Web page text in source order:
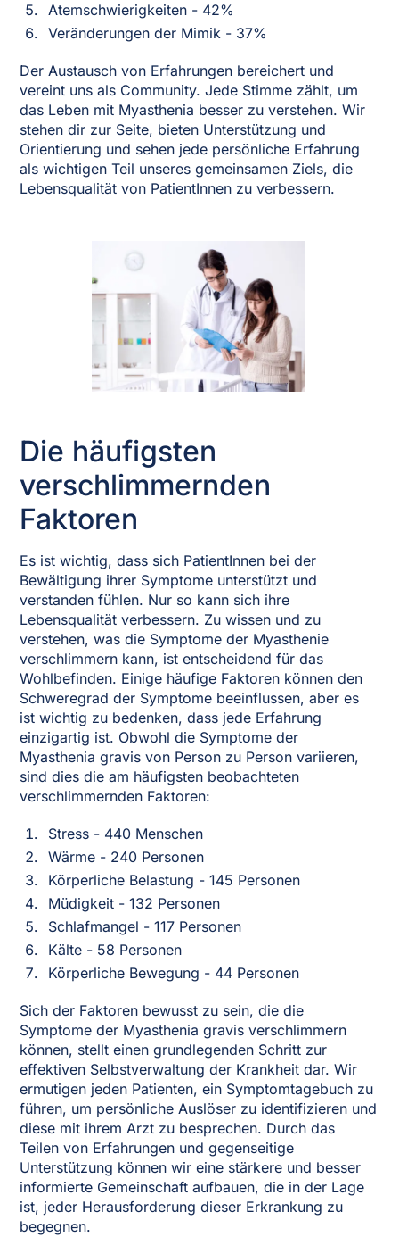
Atemschwierigkeiten - 42%
Veränderungen der Mimik - 37%
Der Austausch von Erfahrungen bereichert und
vereint uns als Community. Jede Stimme zählt, um
das Leben mit Myasthenia besser zu verstehen. Wir
stehen dir zur Seite, bieten Unterstützung und
Orientierung und sehen jede persönliche Erfahrung
als wichtigen Teil unseres gemeinsamen Ziels, die
Lebensqualität von PatientInnen zu verbessern.
Die häufigsten
verschlimmernden
Faktoren
Es ist wichtig, dass sich PatientInnen bei der
Bewältigung ihrer Symptome unterstützt und
verstanden fühlen. Nur so kann sich ihre
Lebensqualität verbessern. Zu wissen und zu
verstehen, was die Symptome der Myasthenie
verschlimmern kann, ist entscheidend für das
Wohlbefinden. Einige häufige Faktoren können den
Schweregrad der Symptome beeinflussen, aber es
ist wichtig zu bedenken, dass jede Erfahrung
einzigartig ist. Obwohl die Symptome der
Myasthenia gravis von Person zu Person variieren,
sind dies die am häufigsten beobachteten
verschlimmernden Faktoren:
Stress - 440 Menschen
Wärme - 240 Personen
Körperliche Belastung - 145 Personen
Müdigkeit - 132 Personen
Schlafmangel - 117 Personen
Kälte - 58 Personen
Körperliche Bewegung - 44 Personen
Sich der Faktoren bewusst zu sein, die die
Symptome der Myasthenia gravis verschlimmern
können, stellt einen grundlegenden Schritt zur
effektiven Selbstverwaltung der Krankheit dar. Wir
ermutigen jeden Patienten, ein Symptomtagebuch zu
führen, um persönliche Auslöser zu identifizieren und
diese mit ihrem Arzt zu besprechen. Durch das
Teilen von Erfahrungen und gegenseitige
Unterstützung können wir eine stärkere und besser
informierte Gemeinschaft aufbauen, die in der Lage
ist, jeder Herausforderung dieser Erkrankung zu
begegnen.